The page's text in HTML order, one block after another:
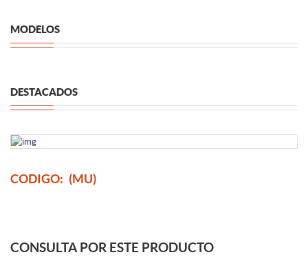
MODELOS
DESTACADOS
CODIGO: (MU)
CONSULTA POR ESTE PRODUCTO